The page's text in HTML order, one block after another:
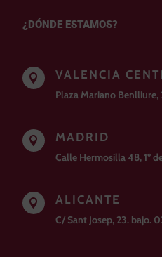
¿DÓNDE ESTAMOS?
 VALENCIA
Plaza Mariano
 MADRID
Calle Hermosilla 48, 1º
 ALICANTE
C/ Sant Josep, 23. bajo.